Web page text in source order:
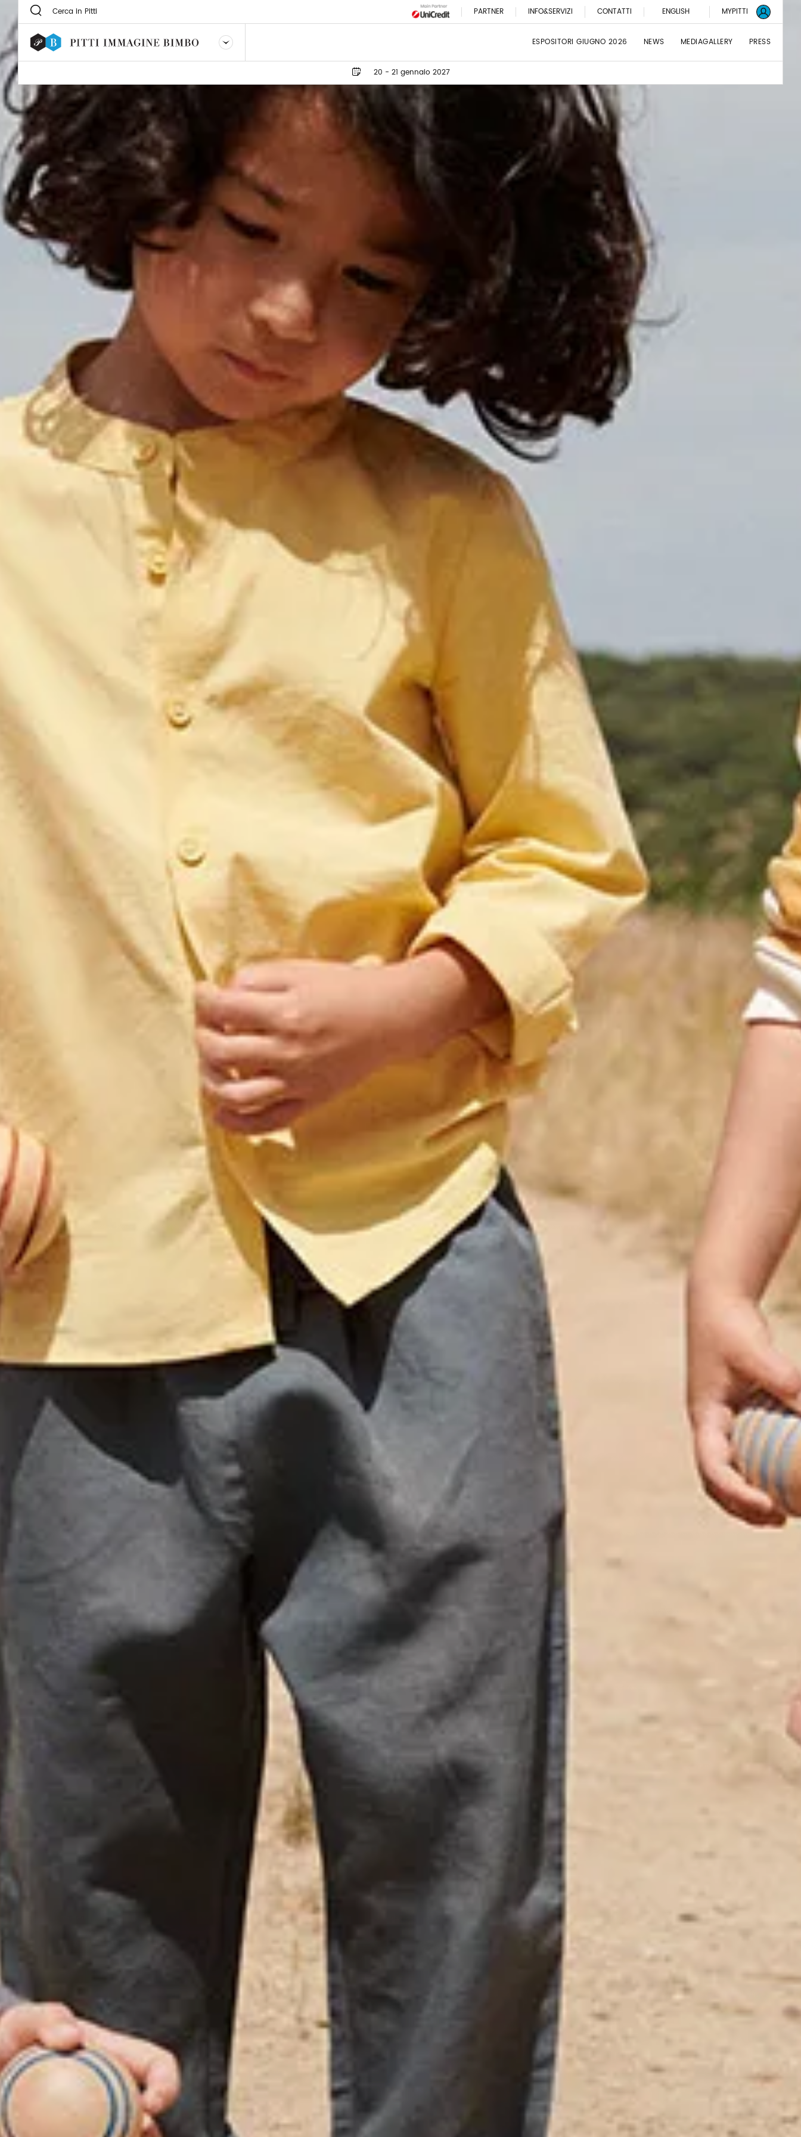
PARTNER INFO&SERVIZI CONTATTI ENGLISH MYPITTI
ESPOSITORI GIUGNO 2026 NEWS MEDIAGALLERY PRESS
20 - 21 gennaio 2027